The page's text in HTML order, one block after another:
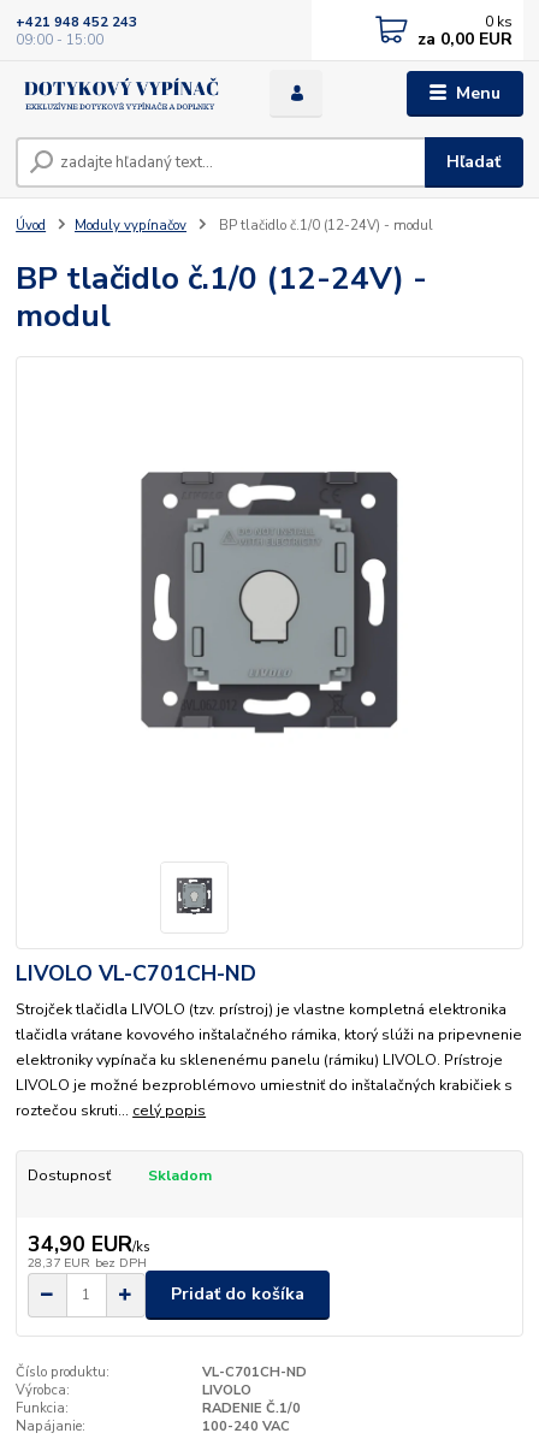
Menu
Hľadať
+421 948 452 243
09:00 - 15:00
0 ks
za 0,00 EUR
Úvod Moduly vypínačov BP tlačidlo č.1/0 (12-24V) - modul
BP tlačidlo č.1/0 (12-24V) -
modul
LIVOLO VL-C701CH-ND
Strojček tlačidla LIVOLO (tzv. prístroj) je vlastne kompletná elektronika
tlačidla vrátane kovového inštalačného rámika, ktorý slúži na pripevnenie
elektroniky vypínača ku sklenenému panelu (rámiku) LIVOLO. Prístroje
LIVOLO je možné bezproblémovo umiestniť do inštalačných krabičiek s
roztečou skruti... celý popis
Dostupnosť Skladom
34,90 EUR/ks
28,37 EUR bez DPH
Pridať do košíka
Číslo produktu:
VL-C701CH-ND
Výrobca:
LIVOLO
Funkcia:
RADENIE Č.1/0
Napájanie:
100-240 VAC